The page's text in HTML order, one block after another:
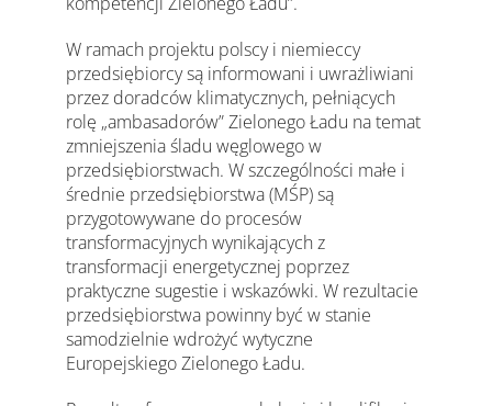
W ramach projektu polscy i niemieccy
przedsiębiorcy są informowani i uwrażliwiani
przez doradców klimatycznych, pełniących
rolę „ambasadorów” Zielonego Ładu na temat
zmniejszenia śladu węglowego w
przedsiębiorstwach. W szczególności małe i
średnie przedsiębiorstwa (MŚP) są
przygotowywane do procesów
transformacyjnych wynikających z
transformacji energetycznej poprzez
praktyczne sugestie i wskazówki. W rezultacie
przedsiębiorstwa powinny być w stanie
samodzielnie wdrożyć wytyczne
Europejskiego Zielonego Ładu.